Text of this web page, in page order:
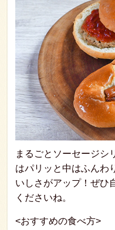
まるごとソーセージシ
はパリッと中はふんわ
いしさがアップ！ぜひ
くださいね。
<おすすめの食べ方>